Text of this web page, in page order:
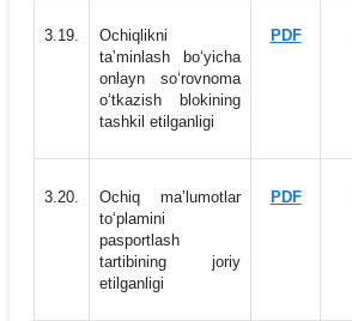
3.19.
Ochiqlikni
taʼminlash bo‘yicha
onlayn so‘rovnoma
o‘tkazish blokining
tashkil etilganligi
PDF
3.20.
Ochiq maʼlumotlar
to‘plamini
pasportlash
tartibining joriy
etilganligi
PDF